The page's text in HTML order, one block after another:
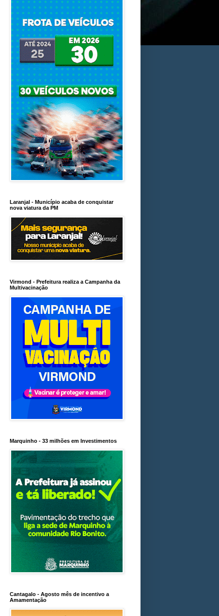
Laranjal - Município acaba de conquistar
nova viatura da PM
Virmond - Prefeitura realiza a Campanha da
Multivacinação
Marquinho - 33 milhões em Investimentos
Cantagalo - Agosto mês de incentivo a
Amamentação